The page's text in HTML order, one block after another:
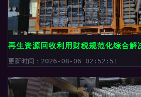
再生资源回收利用财税规范化综合解
更新时间：2026-08-06 02:52:51